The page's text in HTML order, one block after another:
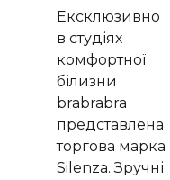
Ексклюзивно
в студіях
комфортної
білизни
brabrabra
представлена
торгова марка
Silenza. Зручні